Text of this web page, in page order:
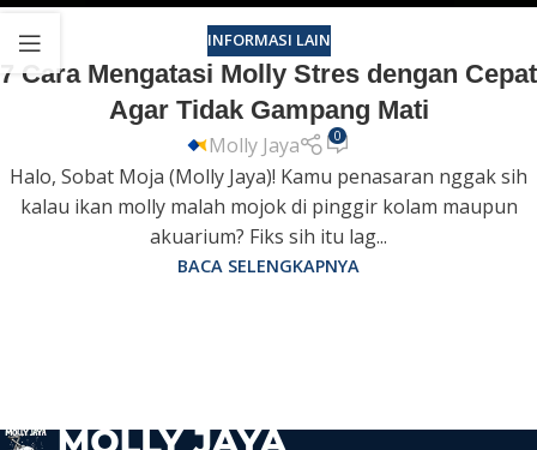
INFORMASI LAIN
7 Cara Mengatasi Molly Stres dengan Cepat
Agar Tidak Gampang Mati
Molly Jaya 0
Halo, Sobat Moja (Molly Jaya)! Kamu penasaran nggak sih
kalau ikan molly malah mojok di pinggir kolam maupun
akuarium? Fiks sih itu lag...
BACA SELENGKAPNYA